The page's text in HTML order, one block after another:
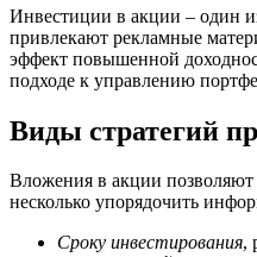
Инвестиции в акции – один
привлекают рекламные
эффект повышенной
подходе к управлению
Виды стратегий
Вложения в акции позволяют
несколько упорядочить
Сроку инвестирования,